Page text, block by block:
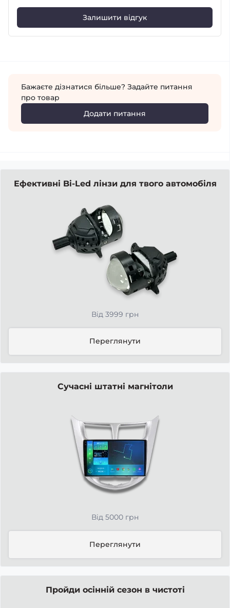
Залишити відгук
Бажаєте дізнатися більше? Задайте питання
про товар
Додати питання
Ефективні Bi-Led лінзи для твого автомобіля
Від 3999 грн
Переглянути
Сучасні штатні магнітоли
Від 5000 грн
Переглянути
Пройди осінній сезон в чистоті